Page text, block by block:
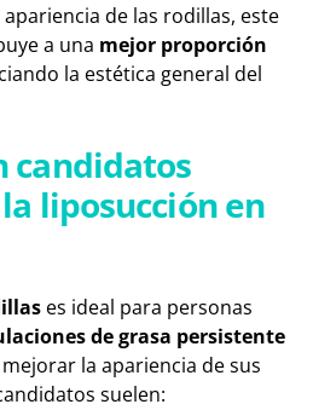
de las rodillas, este
a una mejor proporción
la estética general del
candidatos
liposucción en
es ideal para personas
de grasa persistente
la apariencia de sus
suelen: